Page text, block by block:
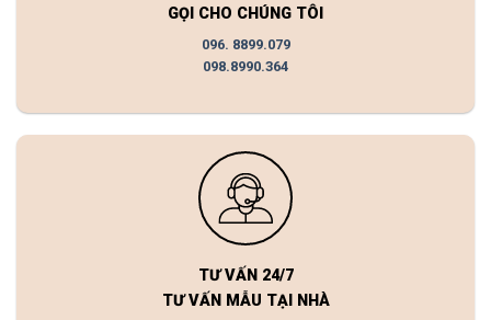
GỌI CHO CHÚNG TÔI
096. 8899.079
098.8990.364
TƯ VẤN 24/7
TƯ VẤN MẪU TẠI NHÀ